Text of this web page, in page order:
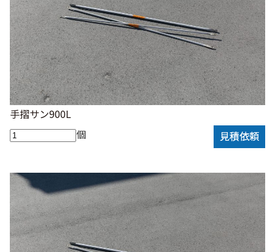
手摺サン900L
個
見積依頼